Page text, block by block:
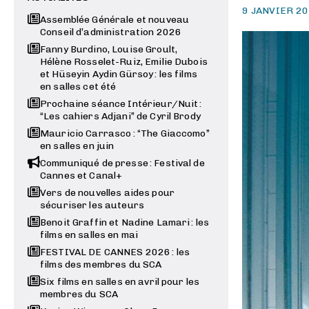
Assemblée Générale et nouveau
Conseil d’administration 2026
Fanny Burdino, Louise Groult,
Hélène Rosselet-Ruiz, Emilie Dubois
et Hüseyin Aydin Gürsoy : les films
en salles cet été
Prochaine séance Intérieur/Nuit :
“Les cahiers Adjani” de Cyril Brody
Mauricio Carrasco : “The Giaccomo”
en salles en juin
Communiqué de presse : Festival de
Cannes et Canal+
Vers de nouvelles aides pour
sécuriser les auteurs
Benoit Graffin et Nadine Lamari : les
films en salles en mai
FESTIVAL DE CANNES 2026 : les
films des membres du SCA
Six films en salles en avril pour les
membres du SCA
9 JANVIER